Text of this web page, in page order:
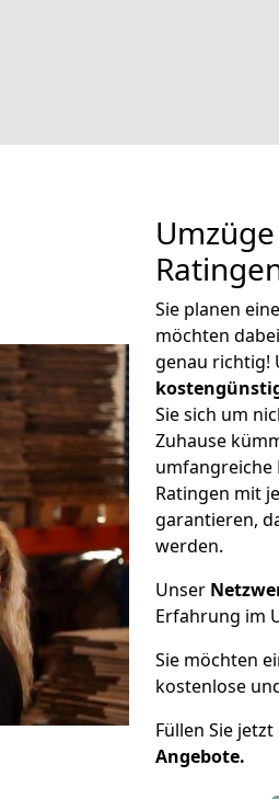
Sie planen
möchten
genau richtig!
Sie sich um
Zuhause
umfangreiche
Ratingen mit
garantieren,
werden.
Unser
Erfahrung im
Sie möchten
kostenlose
Füllen Sie
Angebote.